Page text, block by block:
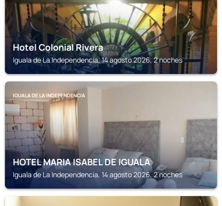
Hotel Colonial Rivera
Iguala de La Independencia, 14 agosto 2026, 2 noches
IGUALA DE LA INDEPENDENCIA
HOTEL MARIA ISABEL DE IGUALA
Iguala de La Independencia, 14 agosto 2026, 2 noches